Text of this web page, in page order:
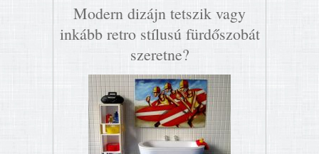
Modern dizájn tetszik vagy
inkább retro stílusú fürdőszobát
szeretne?